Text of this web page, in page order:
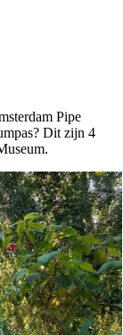
Pipe
Dit zijn 4